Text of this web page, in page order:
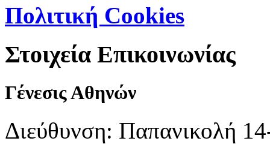
Πολιτική Cookies
Στοιχεία Επικοινωνίας
Γένεσις Αθηνών
Διεύθυνση: Παπανικολή